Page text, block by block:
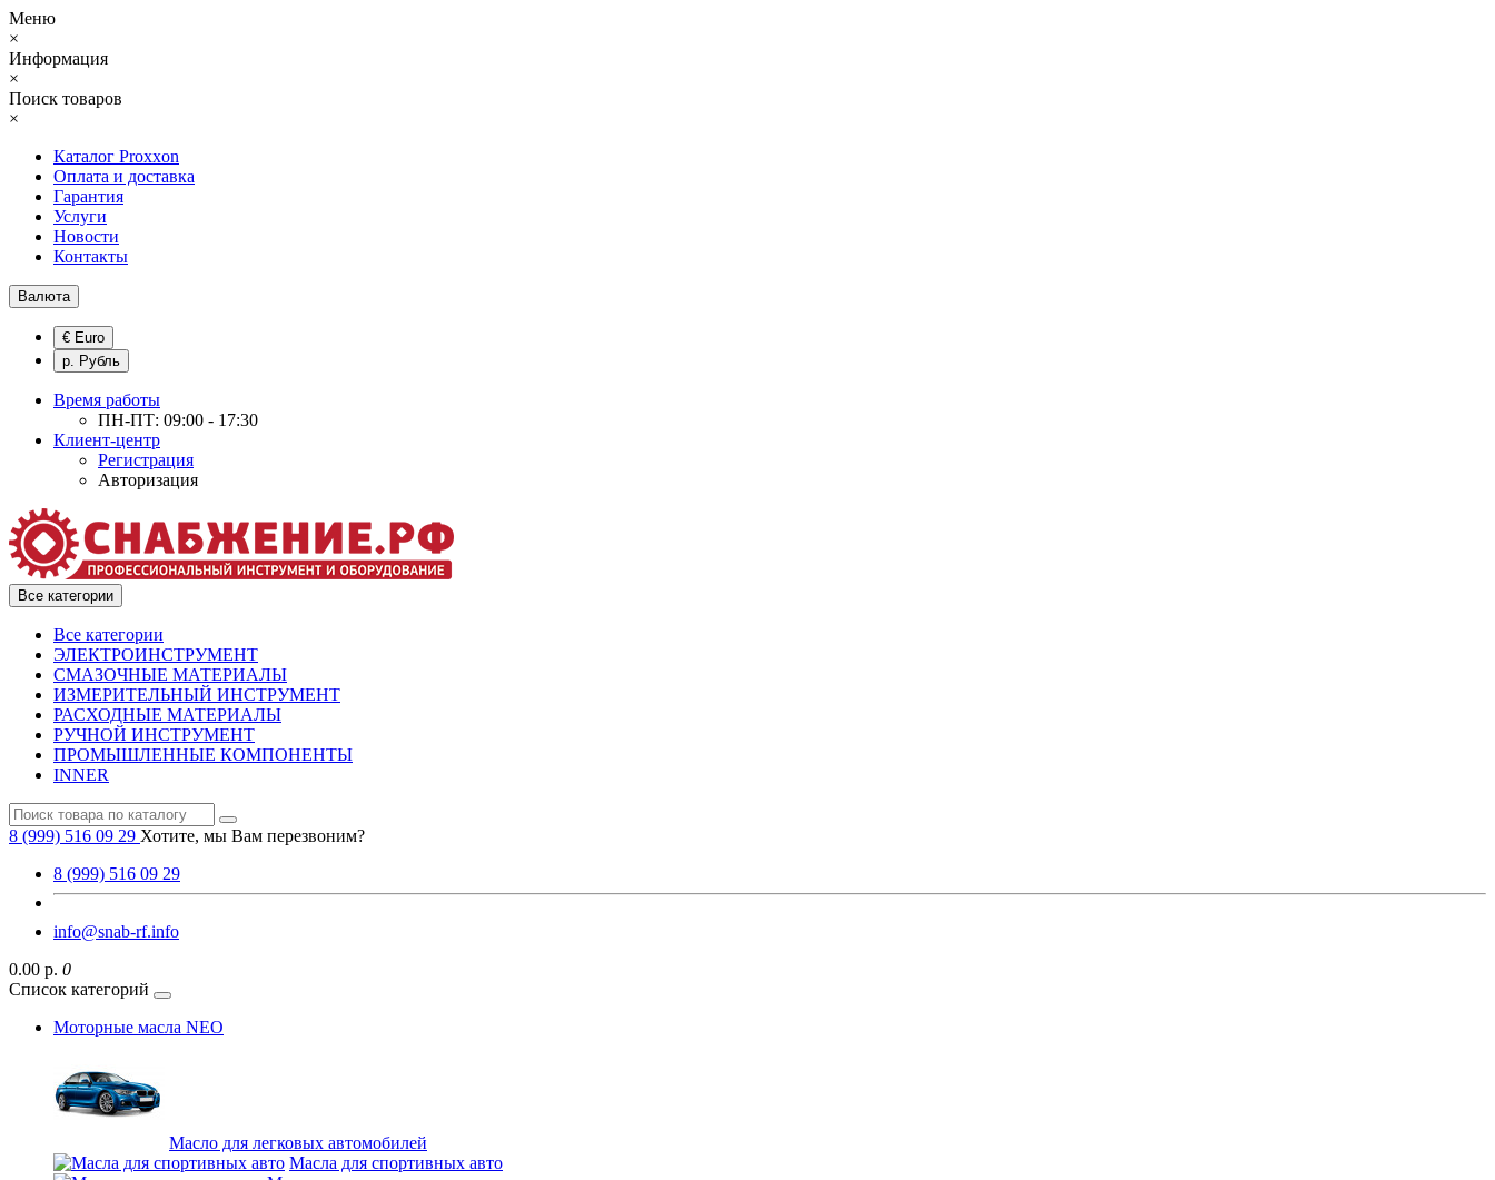
Меню
×
Информация
×
Поиск товаров
×
Каталог Proxxon
Оплата и доставка
Гарантия
Услуги
Новости
Контакты
Валюта
€ Euro
р. Рубль
Время работы
ПН-ПТ: 09:00 - 17:30
Клиент-центр
Регистрация
Авторизация
Все категории
Все категории
ЭЛЕКТРОИНСТРУМЕНТ
СМАЗОЧНЫЕ МАТЕРИАЛЫ
ИЗМЕРИТЕЛЬНЫЙ ИНСТРУМЕНТ
РАСХОДНЫЕ МАТЕРИАЛЫ
РУЧНОЙ ИНСТРУМЕНТ
ПРОМЫШЛЕННЫЕ КОМПОНЕНТЫ
INNER
8 (999) 516 09 29 Хотите, мы Вам перезвоним?
8 (999) 516 09 29
info@snab-rf.info
0.00 р. 0
Список категорий
Моторные масла NEO
Масло для легковых автомобилей
Масла для спортивных авто